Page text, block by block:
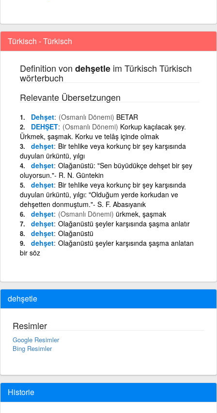
Türkisch - Türkisch
Definition von dehşetle im Türkisch Türkisch
wörterbuch
Relevante Übersetzungen
Dehşet (Osmanlı Dönemi) BETAR
DEHŞET (Osmanlı Dönemi) Korkup kaçılacak şey.
Ürkmek, şaşmak. Korku ve telâş içinde olmak
dehşet Bir tehlike veya korkunç bir şey karşısında
duyulan ürküntü, yılgı
dehşet Olağanüstü: "Sen büyüdükçe dehşet bir şey
oluyorsun."- R. N. Güntekin
dehşet Bir tehlike veya korkunç bir şey karşısında
duyulan ürküntü, yılgı: "Olduğum yerde korkudan ve
dehşetten donmuştum."- S. F. Abasıyanık
dehşet (Osmanlı Dönemi) ürkmek, şaşmak
dehşet Olağanüstü şeyler karşısında şaşma anlatır
dehşet Olağanüstü
dehşet Olağanüstü şeyler karşısında şaşma anlatan
bir söz
dehşetle
Resimler
Google Resimler
Bing Resimler
Historie